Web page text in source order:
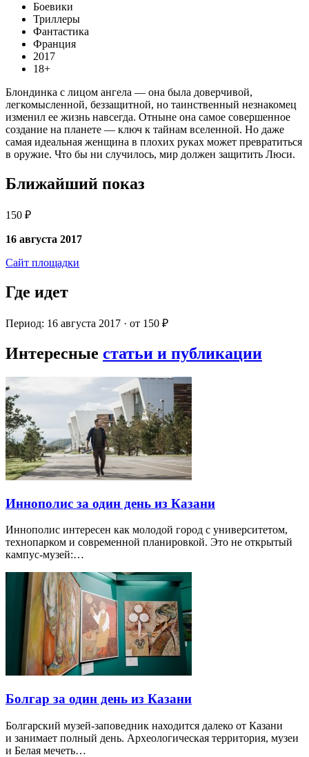
Боевики
Триллеры
Фантастика
Франция
2017
18+
Блондинка с лицом ангела — она была доверчивой,
легкомысленной, беззащитной, но таинственный незнакомец
изменил ее жизнь навсегда. Отныне она самое совершенное
создание на планете — ключ к тайнам вселенной. Но даже
самая идеальная женщина в плохих руках может превратиться
в оружие. Что бы ни случилось, мир должен защитить Люси.
Ближайший показ
150 ₽
16 августа 2017
Сайт площадки
Где идет
Период: 16 августа 2017 · от 150 ₽
Интересные статьи и публикации
Иннополис за один день из Казани
Иннополис интересен как молодой город с университетом,
технопарком и современной планировкой. Это не открытый
кампус-музей:…
Болгар за один день из Казани
Болгарский музей-заповедник находится далеко от Казани
и занимает полный день. Археологическая территория, музеи
и Белая мечеть…